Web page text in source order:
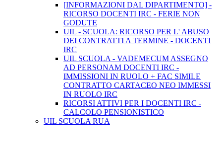
[INFORMAZIONI DAL DIPARTIMENTO] -
RICORSO DOCENTI IRC - FERIE NON
GODUTE
UIL - SCUOLA: RICORSO PER L' ABUSO
DEI CONTRATTI A TERMINE - DOCENTI
IRC
UIL SCUOLA - VADEMECUM ASSEGNO
AD PERSONAM DOCENTI IRC -
IMMISSIONI IN RUOLO + FAC SIMILE
CONTRATTO CARTACEO NEO IMMESSI
IN RUOLO IRC
RICORSI ATTIVI PER I DOCENTI IRC -
CALCOLO PENSIONISTICO
UIL SCUOLA RUA